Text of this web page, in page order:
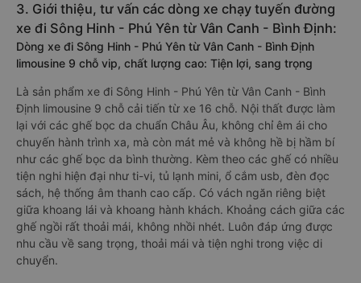
3. Giới thiệu, tư vấn các dòng xe chạy tuyến đường
xe đi Sông Hinh - Phú Yên từ Vân Canh - Bình Định:
Dòng xe đi Sông Hinh - Phú Yên từ Vân Canh - Bình Định
limousine 9 chỗ vip, chất lượng cao: Tiện lợi, sang trọng
Là sản phẩm xe đi Sông Hinh - Phú Yên từ Vân Canh - Bình
Định limousine 9 chỗ cải tiến từ xe 16 chỗ. Nội thất được làm
lại với các ghế bọc da chuẩn Châu Âu, không chỉ êm ái cho
chuyến hành trình xa, mà còn mát mẻ và không hề bị hầm bí
như các ghế bọc da bình thường. Kèm theo các ghế có nhiều
tiện nghi hiện đại như ti-vi, tủ lạnh mini, ổ cắm usb, đèn đọc
sách, hệ thống âm thanh cao cấp. Có vách ngăn riêng biệt
giữa khoang lái và khoang hành khách. Khoảng cách giữa các
ghế ngồi rất thoải mái, không nhồi nhét. Luôn đáp ứng được
nhu cầu về sang trọng, thoải mái và tiện nghi trong việc di
chuyển.